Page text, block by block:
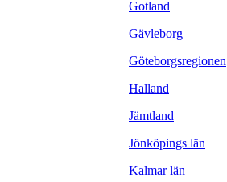
Gotland
Gävleborg
Göteborgsregionen
Halland
Jämtland
Jönköpings län
Kalmar län